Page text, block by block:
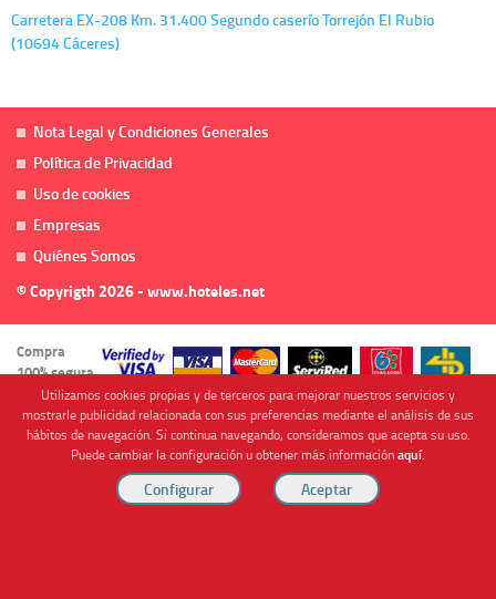
Carretera EX-208 Km. 31.400 Segundo caserío Torrejón El Rubio
(10694 Cáceres)
Nota Legal y Condiciones Generales
Política de Privacidad
Uso de cookies
Empresas
Quiénes Somos
© Copyrigth 2026 - www.hoteles.net
Compra
100% segura
Cofinanciado por
Utilizamos cookies propias y de terceros para mejorar nuestros servicios y
mostrarle publicidad relacionada con sus preferencias mediante el análisis de sus
hábitos de navegación. Si continua navegando, consideramos que acepta su uso.
Puede cambiar la configuración u obtener más informaciónaquí.